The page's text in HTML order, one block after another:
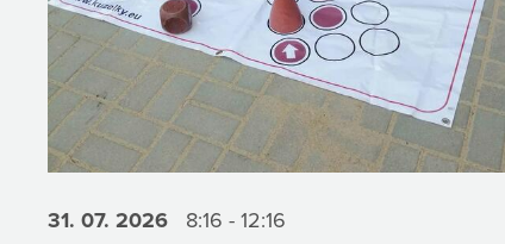
31. 07. 2026 8:16 - 12:16